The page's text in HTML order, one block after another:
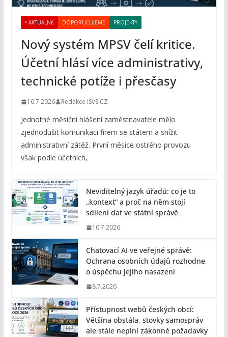
• AKTUÁLNĚ DOPORUČUJEME PROJEKTY
Nový systém MPSV čelí kritice.
Účetní hlásí více administrativy,
technické potíže i přesčasy
16.7.2026 Redakce ISVS.CZ
Jednotné měsíční hlášení zaměstnavatele mělo
zjednodušit komunikaci firem se státem a snížit
administrativní zátěž. První měsíce ostrého provozu
však podle účetních,
Neviditelný jazyk úřadů: co je to
„kontext“ a proč na něm stojí
sdílení dat ve státní správě
10.7.2026
Chatovací AI ve veřejné správě:
Ochrana osobních údajů rozhodne
o úspěchu jejího nasazení
8.7.2026
Přístupnost webů českých obcí:
Většina obstála, stovky samospráv
ale stále neplní zákonné požadavky